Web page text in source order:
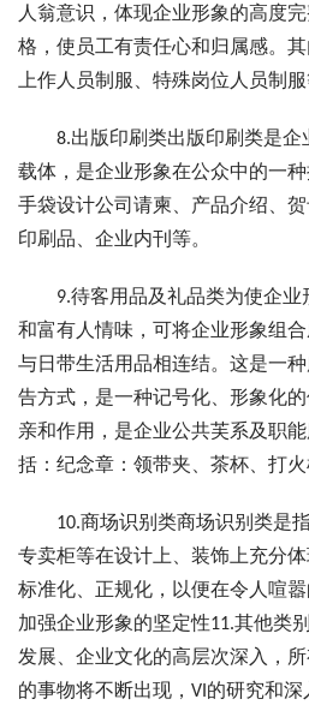
人翁意识，体现企业形象的高度
格，使员工有责任心和归属感。其
上作人员制服、特殊岗位人员制服
8.出版印刷类出版印刷类是企
载体，是企业形象在公众中的一
手袋设计公司请柬、产品介绍、贺
印刷品、企业内刊等。
9.待客用品及礼品类为使企业
和富有人情味，可将企业形象组
与日带生活用品相连结。这是一
告方式，是一种记号化、形象化
亲和作用，是企业公共芙系及职
括：纪念章：领带夹、茶杯、打火
10.商场识别类商场识别类是指
专卖柜等在设计上、装饰上充分体
标准化、正规化，以便在令人喧
加强企业形象的坚定性11.其他类
发展、企业文化的高层次深入，
的事物将不断出现，VI的研究和深